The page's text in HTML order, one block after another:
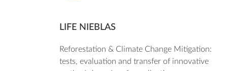
LIFE NIEBLAS
Reforestation & Climate Change Mitigation:
tests, evaluation and transfer of innovative